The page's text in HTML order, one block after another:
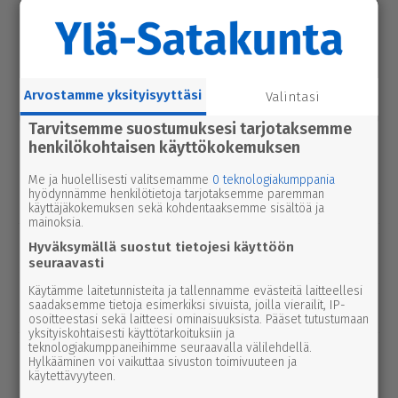
urheilu7.8.2026 14.00
Janne Ojala näkee Parkanon ase­man­
tapah­tu­ma­kes­kuk­selle
uutinen7.8.2026 3.00
Afrik­ka­lai­nen sikarutto tuli Kaakkois-
Suomeen – vil­li­si­ka­ha­vain­noista on
nyt syytä ilmoittaa myös täällä
uutinen6.8.2026 9.15
Seu­ra­kun­ta­ko­din ala­ker­rassa vesi­va­
hinko Par­ka­nossa – toi­min­toja jär­jes­
tel­lään par­hail­laan uusiksi
uutinen6.8.2026 2.55
Elisa parantaa 5g-yhteyksiä Karviassa
Arvostamme yksityisyyttäsi Valintasi
Tarvitsemme suostumuksesi tarjotaksemme
henkilökohtaisen käyttökokemuksen
Me ja huolellisesti valitsemamme 0 teknologiakumppania
hyödynnämme henkilötietoja tarjotaksemme paremman
käyttäjäkokemuksen sekä kohdentaaksemme sisältöä ja
mainoksia.
Hyväksymällä suostut tietojesi käyttöön
seuraavasti
Käytämme laitetunnisteita ja tallennamme evästeitä laitteellesi
saadaksemme tietoja esimerkiksi sivuista, joilla vierailit, IP-
osoitteestasi sekä laitteesi ominaisuuksista. Pääset tutustumaan
yksityiskohtaisesti käyttötarkoituksiin ja
teknologiakumppaneihimme seuraavalla välilehdellä.
Hylkääminen voi vaikuttaa sivuston toimivuuteen ja
käytettävyyteen.